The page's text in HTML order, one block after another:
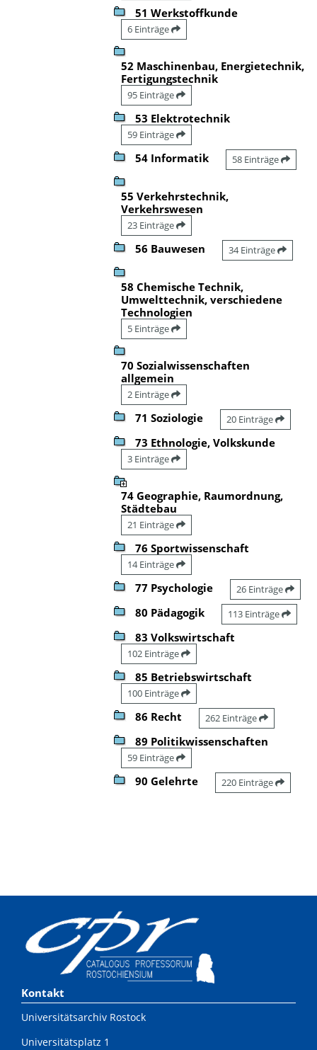
51 Werkstoffkunde
6 Einträge
52 Maschinenbau, Energietechnik,
Fertigungstechnik
95 Einträge
53 Elektrotechnik
59 Einträge
54 Informatik 58 Einträge
55 Verkehrstechnik,
Verkehrswesen
23 Einträge
56 Bauwesen 34 Einträge
58 Chemische Technik,
Umwelttechnik, verschiedene
Technologien
5 Einträge
70 Sozialwissenschaften
allgemein
2 Einträge
71 Soziologie 20 Einträge
73 Ethnologie, Volkskunde
3 Einträge
74 Geographie, Raumordnung,
Städtebau
21 Einträge
76 Sportwissenschaft
14 Einträge
77 Psychologie 26 Einträge
80 Pädagogik 113 Einträge
83 Volkswirtschaft
102 Einträge
85 Betriebswirtschaft
100 Einträge
86 Recht 262 Einträge
89 Politikwissenschaften
59 Einträge
90 Gelehrte 220 Einträge
Kontakt
Universitätsarchiv Rostock
Universitätsplatz 1